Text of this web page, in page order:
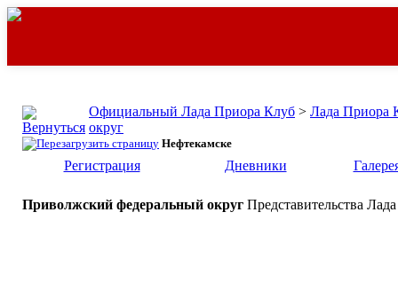
Официальный Лада Приора Клуб > Лада Приора
округ
Нефтекамске
Регистрация Дневники
Приволжский федеральный округ Представительства